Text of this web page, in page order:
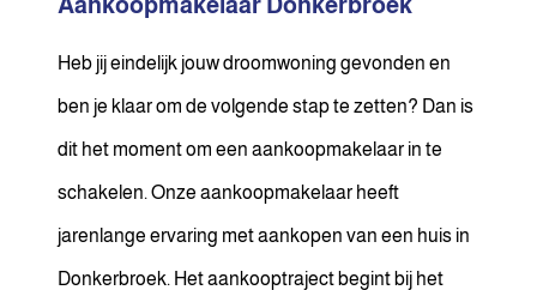
Heb jij eindelijk jouw droomwoning gevonden en
ben je klaar om de volgende stap te zetten? Dan is
dit het moment om een aankoopmakelaar in te
schakelen. Onze aankoopmakelaar heeft
jarenlange ervaring met aankopen van een huis in
Donkerbroek. Het aankooptraject begint bij het